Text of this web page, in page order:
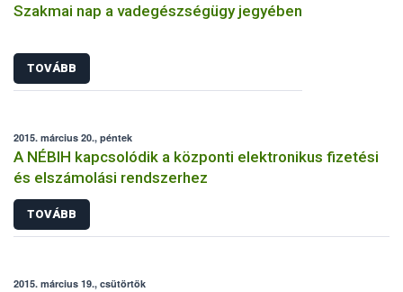
Szakmai nap a vadegészségügy jegyében
TOVÁBB
2015. március 20., péntek
A NÉBIH kapcsolódik a központi elektronikus fizetési
és elszámolási rendszerhez
TOVÁBB
2015. március 19., csütörtök